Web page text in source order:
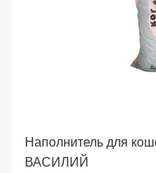
Наполнитель для
ВАСИЛИЙ